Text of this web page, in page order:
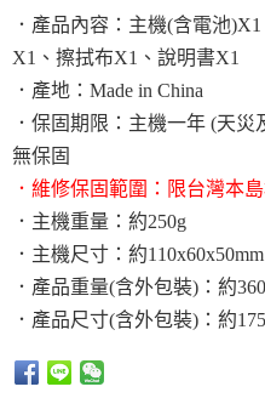
．產品內容：主機(含電池
X1、擦拭布X1、說明書X1
．產地：Made in China
．保固期限：主機一年 (天
無保固
．維修保固範圍：限台灣本
．主機重量：約250g
．主機尺寸：約110x60x50mm
．產品重量(含外包裝)：約
．產品尺寸(含外包裝)：約